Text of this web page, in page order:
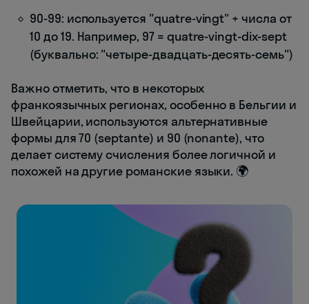
90-99: используется "quatre-vingt" + числа от
10 до 19. Например, 97 = quatre-vingt-dix-sept
(буквально: "четыре-двадцать-десять-семь")
Важно отметить, что в некоторых
франкоязычных регионах, особенно в Бельгии и
Швейцарии, используются альтернативные
формы для 70 (septante) и 90 (nonante), что
делает систему счисления более логичной и
похожей на другие романские языки. 🌍